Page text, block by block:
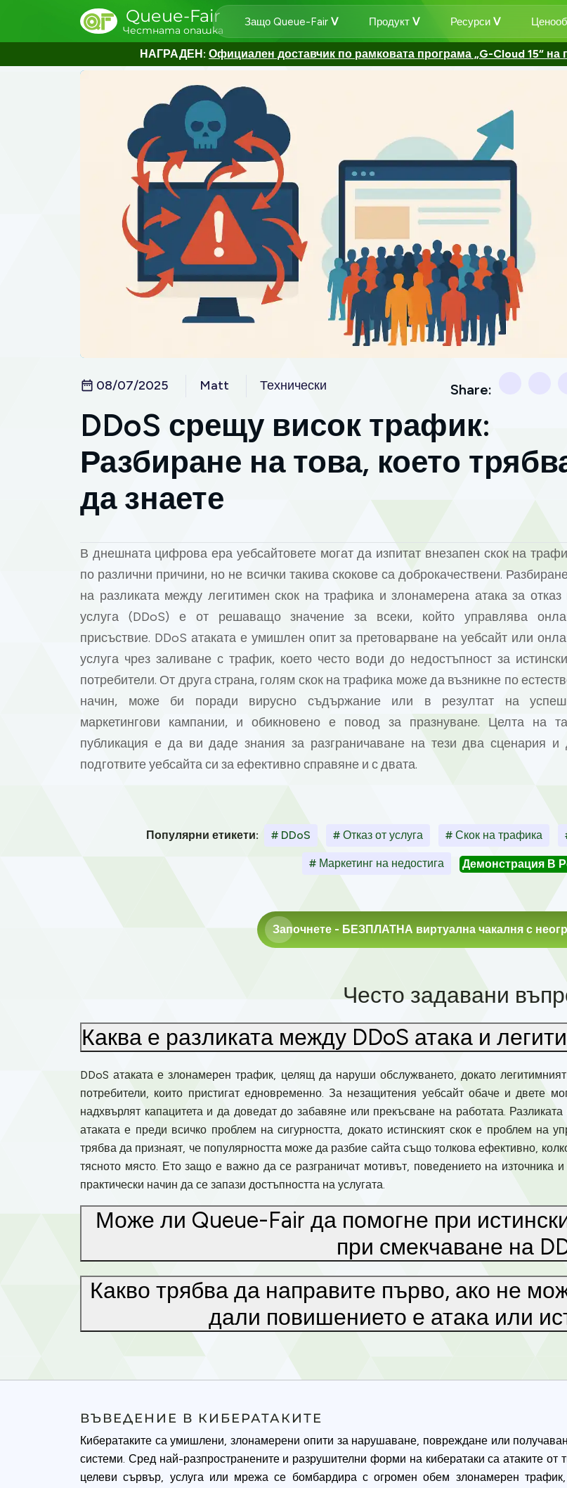
Queue-Fair
Честната опашка
Защо Queue-Fair Продукт Ресурси
НАГРАДЕН: Официален доставчик по рамковата програма „G-Cloud 15“
08/07/2025 Matt Технически Share:
DDoS срещу висок трафик:
Разбиране на това, което
да знаете
В днешната цифрова ера уебсайтовете могат да изпитат внезапен скок на
по различни причини, но не всички такива скокове са доброкачествени.
на разликата между легитимен скок на трафика и злонамерена атака за отказ
услуга (DDoS) е от решаващо значение за всеки, който управлява
присъствие. DDoS атаката е умишлен опит за претоварване на уебсайт или
услуга чрез заливане с трафик, което често води до недостъпност за
потребители. От друга страна, голям скок на трафика може да възникне по
начин, може би поради вирусно съдържание или в резултат на
маркетингови кампании, и обикновено е повод за празнуване. Целта на
публикация е да ви даде знания за разграничаване на тези два сценария и
подготвите уебсайта си за ефективно справяне и с двата.
Популярни етикети: # DDoS # Отказ от услуга # Скок на трафика
# Маркетинг на недостига Демонстрация В
Започнете - БЕЗПЛАТНА виртуална чакалня с
Често задавани
Каква е разликата между DDoS атака и
DDoS атаката е злонамерен трафик, целящ да наруши обслужването, докато
потребители, които пристигат едновременно. За незащитения уебсайт обаче и двете
надхвърлят капацитета и да доведат до забавяне или прекъсване на работата.
атаката е преди всичко проблем на сигурността, докато истинският скок е проблем на
трябва да признаят, че популярността може да разбие сайта също толкова ефективно,
тясното място. Ето защо е важно да се разграничат мотивът, поведението на източника
практически начин да се запази достъпността на услугата.
Може ли Queue-Fair да помогне при
при смекчаване на
Какво трябва да направите първо, ако не
дали повишението е атака или
ВЪВЕДЕНИЕ В КИБЕРАТАКИТЕ
Кибератаките са умишлени, злонамерени опити за нарушаване, повреждане или
системи. Сред най-разпространените и разрушителни форми на кибератаки са атаките
целеви сървър, услуга или мрежа се бомбардира с огромен обем злонамерен